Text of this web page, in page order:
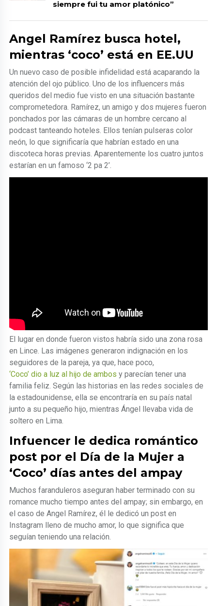
siempre fui tu amor platónico”
Angel Ramírez busca hotel,
mientras ‘coco’ está en EE.UU
Un nuevo caso de posible infidelidad está acaparando la
atención del ojo público. Uno de los influencers más
queridos del medio fue visto en una situación bastante
comprometedora. Ramírez, un amigo y dos mujeres fueron
ponchados por las cámaras de un hombre cercano al
podcast tanteando hoteles. Ellos tenían pulseras color
neón, lo que significaría que habrían estado en una
discoteca horas previas. Aparentemente los cuatro juntos
estarían en un famoso ‘2 pa 2’.
El lugar en donde fueron vistos habría sido una zona rosa
en Lince. Las imágenes generaron indignación en los
seguidores de la pareja, ya que, hace poco,
‘Coco’ dio a luz al hijo de ambos y parecían tener una
familia feliz. Según las historias en las redes sociales de
la estadounidense, ella se encontraría en su país natal
junto a su pequeño hijo, mientras Ángel llevaba vida de
soltero en Lima.
Infuencer le dedica romántico
post por el Día de la Mujer a
‘Coco’ días antes del ampay
Muchos faranduleros aseguran haber terminado con su
romance mucho tiempo antes del ampay; sin embargo, en
el caso de Angel Ramírez, él le dedicó un post en
Instagram lleno de mucho amor, lo que significa que
seguían teniendo una relación.